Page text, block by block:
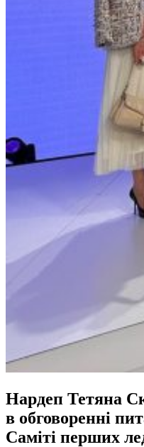
Нардеп Тетяна
в обговоренні
Саміті перших